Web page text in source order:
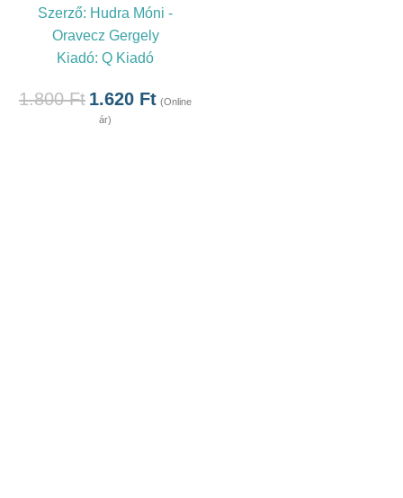
Szerző: Hudra Móni -
Oravecz Gergely
Kiadó: Q Kiadó
1.800Ft 1.620 Ft (Online
ár)